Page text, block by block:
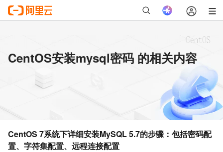
CentOS安装mysql密码 的相关内容
CentOS 7系统下详细安装MySQL 5.7的步骤：包括密码配
置、字符集配置、远程连接配置